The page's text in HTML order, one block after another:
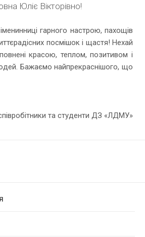
Юліє Вікторівно!
гарного настрою, пахощів
посмішок і щастя! Нехай
красою, теплом, позитивом і
Бажаємо найпрекраснішого, що
та студенти ДЗ «ЛДМУ»